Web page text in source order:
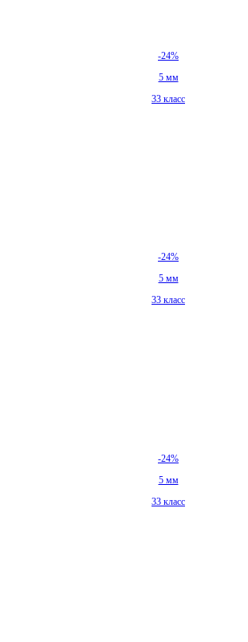
-24%
5 мм
33 класс
-24%
5 мм
33 класс
-24%
5 мм
33 класс